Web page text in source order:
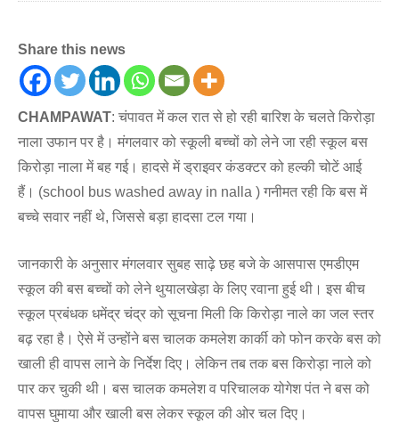
Share this news
CHAMPAWAT: चंपावत में कल रात से हो रही बारिश के चलते किरोड़ा
नाला उफान पर है। मंगलवार को स्कूली बच्चों को लेने जा रही स्कूल बस
किरोड़ा नाला में बह गई। हादसे में ड्राइवर कंडक्टर को हल्की चोटें आई
हैं। (school bus washed away in nalla ) गनीमत रही कि बस में
बच्चे सवार नहीं थे, जिससे बड़ा हादसा टल गया।
जानकारी के अनुसार मंगलवार सुबह साढ़े छह बजे के आसपास एमडीएम
स्कूल की बस बच्चों को लेने थुयालखेड़ा के लिए रवाना हुई थी। इस बीच
स्कूल प्रबंधक धमेंद्र चंद्र को सूचना मिली कि किरोड़ा नाले का जल स्तर
बढ़ रहा है। ऐसे में उन्होंने बस चालक कमलेश कार्की को फोन करके बस को
खाली ही वापस लाने के निर्देश दिए। लेकिन तब तक बस किरोड़ा नाले को
पार कर चुकी थी। बस चालक कमलेश व परिचालक योगेश पंत ने बस को
वापस घुमाया और खाली बस लेकर स्कूल की ओर चल दिए।